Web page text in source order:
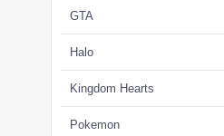
GTA
Halo
Kingdom Hearts
Pokemon